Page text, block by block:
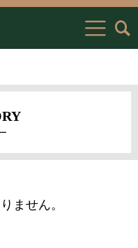
ません。